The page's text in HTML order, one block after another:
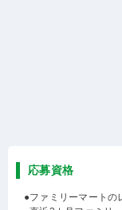
応募資格
●ファミリーマートの